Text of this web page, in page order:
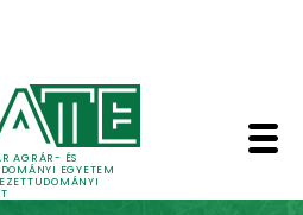
AGRÁR- ÉS
EGYETEM